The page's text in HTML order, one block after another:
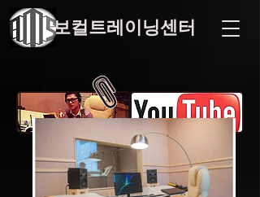
AMS보컬트레이닝센터